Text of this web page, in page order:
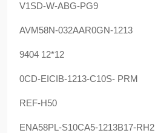
V1SD-W-ABG-PG9
AVM58N-032AAR0GN-1213
9404 12*12
0CD-EICIB-1213-C10S- PRM
REF-H50
ENA58PL-S10CA5-1213B17-RH2